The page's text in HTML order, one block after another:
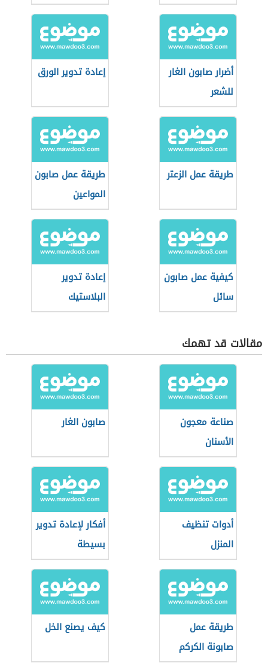
أضرار صابون الغار
للشعر
إعادة تدوير الورق
طريقة عمل الزعتر
طريقة عمل صابون
المواعين
كيفية عمل صابون
سائل
إعادة تدوير
البلاستيك
مقالات قد تهمك
صناعة معجون
الأسنان
صابون الغار
أدوات تنظيف
المنزل
أفكار لإعادة تدوير
بسيطة
طريقة عمل
صابونة الكركم
كيف يصنع الخل